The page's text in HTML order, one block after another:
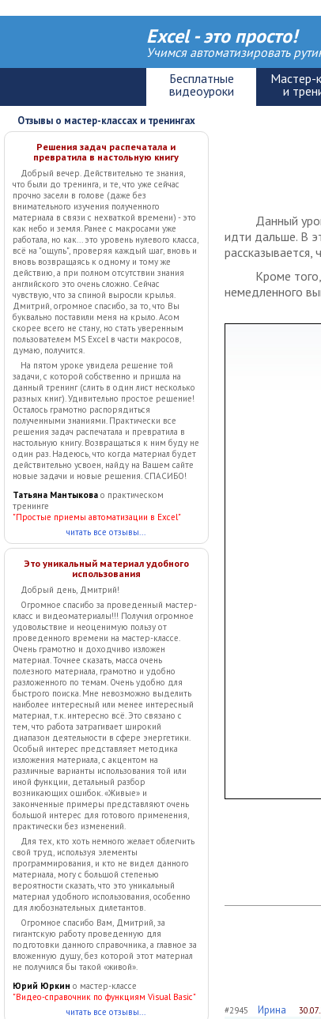
Excel - это просто!
Учимся автоматизировать
Отзывы о мастер-классах и тренингах
Решения задач распечатала и
превратила в настольную книгу
Добрый вечер. Действительно те знания,
что были до тренинга, и те, что уже сейчас
прочно засели в голове (даже без
внимательного изучения полученного
материала в связи с нехваткой времени) - это
как небо и земля. Ранее с макросами уже
работала, но как... это уровень нулевого класса,
всё на "ощупь", проверяя каждый шаг, вновь и
вновь возвращаясь к одному и тому же
действию, а при полном отсутствии знания
английского это очень сложно. Сейчас
чувствую, что за спиной выросли крылья.
Дмитрий, огромное спасибо, за то, что Вы
буквально поставили меня на крыло. Асом
скорее всего не стану, но стать уверенным
пользователем MS Excel в части макросов,
думаю, получится.
На пятом уроке увидела решение той
задачи, с которой собственно и пришла на
данный тренинг (слить в один лист несколько
разных книг). Удивительно простое решение!
Осталось грамотно распорядиться
полученными знаниями. Практически все
решения задач распечатала и превратила в
настольную книгу. Возвращаться к ним буду не
один раз. Надеюсь, что когда материал будет
действительно усвоен, найду на Вашем сайте
новые задачи и новые решения. СПАСИБО!
Татьяна Мантыкова о практическом
тренинге
"Простые приемы автоматизации в Excel"
читать все отзывы...
Это уникальный материал удобного
использования
Добрый день, Дмитрий!
Огромное спасибо за проведенный мастер-
класс и видеоматериалы!!! Получил огромное
удовольствие и неоценимую пользу от
проведенного времени на мастер-классе.
Очень грамотно и доходчиво изложен
материал. Точнее сказать, масса очень
полезного материала, грамотно и удобно
разложенного по темам. Очень удобно для
быстрого поиска. Мне невозможно выделить
наиболее интересный или менее интересный
материал, т.к. интересно всё. Это связано с
тем, что работа затрагивает широкий
диапазон деятельности в сфере энергетики.
Особый интерес представляет методика
изложения материала, с акцентом на
различные варианты использования той или
иной функции, детальный разбор
возникающих ошибок. «Живые» и
законченные примеры представляют очень
большой интерес для готового применения,
практически без изменений.
Для тех, кто хоть немного желает облегчить
свой труд, используя элементы
программирования, и кто не видел данного
материала, могу с большой степенью
вероятности сказать, что это уникальный
материал удобного использования, особенно
для любознательных дилетантов.
Огромное спасибо Вам, Дмитрий, за
гигантскую работу проведенную для
подготовки данного справочника, а главное за
вложенную душу, без которой этот материал
не получился бы такой «живой».
Юрий Юркин о мастер-классе
"Видео-справочник по функциям Visual Basic"
читать все отзывы...
Данный
идти дальше. В
рассказывается,
Кроме
немедленного
#2945 Ирина